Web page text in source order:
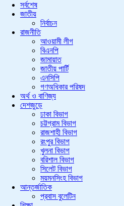
সর্বশেষ
জাতীয়
নির্বাচন
রাজনীতি
আওয়ামী লীগ
বিএনপি
জামায়াত
জাতীয় পার্টি
এনসিপি
গণঅধিকার পরিষদ
অর্থ ও বাণিজ্য
দেশজুড়ে
ঢাকা বিভাগ
চট্টগ্রাম বিভাগ
রাজশাহী বিভাগ
রংপুর বিভাগ
খুলনা বিভাগ
বরিশাল বিভাগ
সিলেট বিভাগ
ময়মনসিংহ বিভাগ
আন্তর্জাতিক
প্রবাস বুলেটিন